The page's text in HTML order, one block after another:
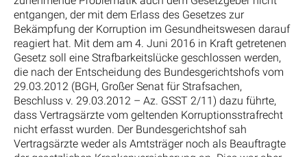
entgangen, der mit dem Erlass des Gesetzes zur
Bekämpfung der Korruption im Gesundheitswesen darauf
reagiert hat. Mit dem am 4. Juni 2016 in Kraft getretenen
Gesetz soll eine Strafbarkeitslücke geschlossen werden,
die nach der Entscheidung des Bundesgerichtshofs vom
29.03.2012 (BGH, Großer Senat für Strafsachen,
Beschluss v. 29.03.2012 – Az. GSST 2/11) dazu führte,
dass Vertragsärzte vom geltenden Korruptionsstrafrecht
nicht erfasst wurden. Der Bundesgerichtshof sah
Vertragsärzte weder als Amtsträger noch als Beauftragte